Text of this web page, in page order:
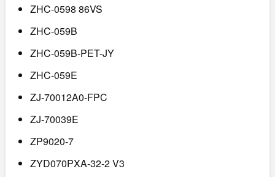
ZHC-0598 86VS
ZHC-059B
ZHC-059B-PET-JY
ZHC-059E
ZJ-70012A0-FPC
ZJ-70039E
ZP9020-7
ZYD070PXA-32-2 V3